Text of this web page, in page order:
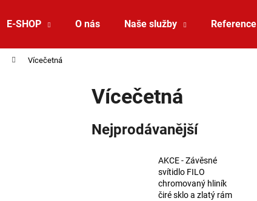
E-SHOP O nás Naše služby Reference
Vícečetná
Vícečetná
Nejprodávanější
AKCE - Závěsné
svítidlo FILO
chromovaný hliník
čiré sklo a zlatý rám
Doporučujeme